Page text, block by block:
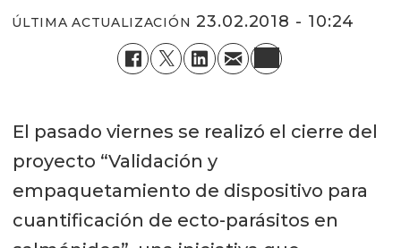
ÚLTIMA ACTUALIZACIÓN 23.02.2018 - 10:24
El pasado viernes se realizó el cierre del
proyecto “Validación y
empaquetamiento de dispositivo para
cuantificación de ecto-parásitos en